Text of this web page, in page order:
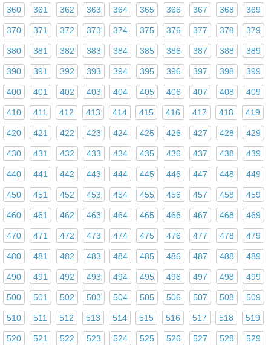
360 361 362 363 364 365 366 367 368 369
370 371 372 373 374 375 376 377 378 379
380 381 382 383 384 385 386 387 388 389
390 391 392 393 394 395 396 397 398 399
400 401 402 403 404 405 406 407 408 409
410 411 412 413 414 415 416 417 418 419
420 421 422 423 424 425 426 427 428 429
430 431 432 433 434 435 436 437 438 439
440 441 442 443 444 445 446 447 448 449
450 451 452 453 454 455 456 457 458 459
460 461 462 463 464 465 466 467 468 469
470 471 472 473 474 475 476 477 478 479
480 481 482 483 484 485 486 487 488 489
490 491 492 493 494 495 496 497 498 499
500 501 502 503 504 505 506 507 508 509
510 511 512 513 514 515 516 517 518 519
520 521 522 523 524 525 526 527 528 529